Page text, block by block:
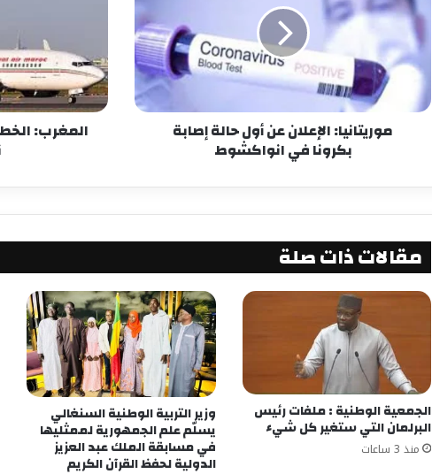
موريتانيا: الإعلان عن أول حالة إصابة
بكرونا في انواكشوط
المغرب:
مقالات ذات صلة
الجمعية الوطنية : ملفات رئيس
البرلمان التي ستغير كل شيء
منذ 3 ساعات
وزير التربية الوطنية السنغالي
يسلّم علم الجمهورية لممثليها
في مسابقة الملك عبد العزيز
الدولية لحفظ القرآن الكريم